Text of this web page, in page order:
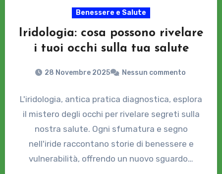
Benessere e Salute
Iridologia: cosa possono rivelare
i tuoi occhi sulla tua salute
28 Novembre 2025 Nessun commento
L'iridologia, antica pratica diagnostica, esplora
il mistero degli occhi per rivelare segreti sulla
nostra salute. Ogni sfumatura e segno
nell'iride raccontano storie di benessere e
vulnerabilità, offrendo un nuovo sguardo…